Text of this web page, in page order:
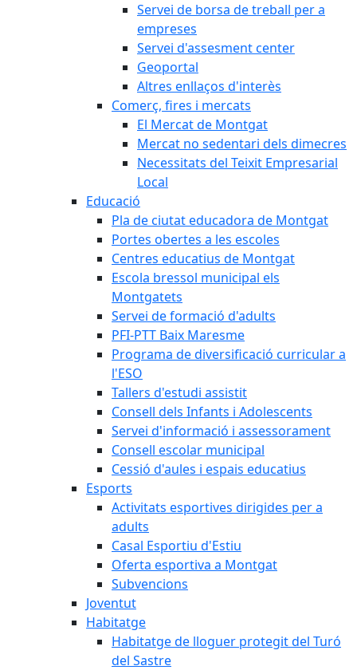
Servei de borsa de treball per a
empreses
Servei d'assesment center
Geoportal
Altres enllaços d'interès
Comerç, fires i mercats
El Mercat de Montgat
Mercat no sedentari dels dimecres
Necessitats del Teixit Empresarial
Local
Educació
Pla de ciutat educadora de Montgat
Portes obertes a les escoles
Centres educatius de Montgat
Escola bressol municipal els
Montgatets
Servei de formació d'adults
PFI-PTT Baix Maresme
Programa de diversificació curricular a
l'ESO
Tallers d'estudi assistit
Consell dels Infants i Adolescents
Servei d'informació i assessorament
Consell escolar municipal
Cessió d'aules i espais educatius
Esports
Activitats esportives dirigides per a
adults
Casal Esportiu d'Estiu
Oferta esportiva a Montgat
Subvencions
Joventut
Habitatge
Habitatge de lloguer protegit del Turó
del Sastre